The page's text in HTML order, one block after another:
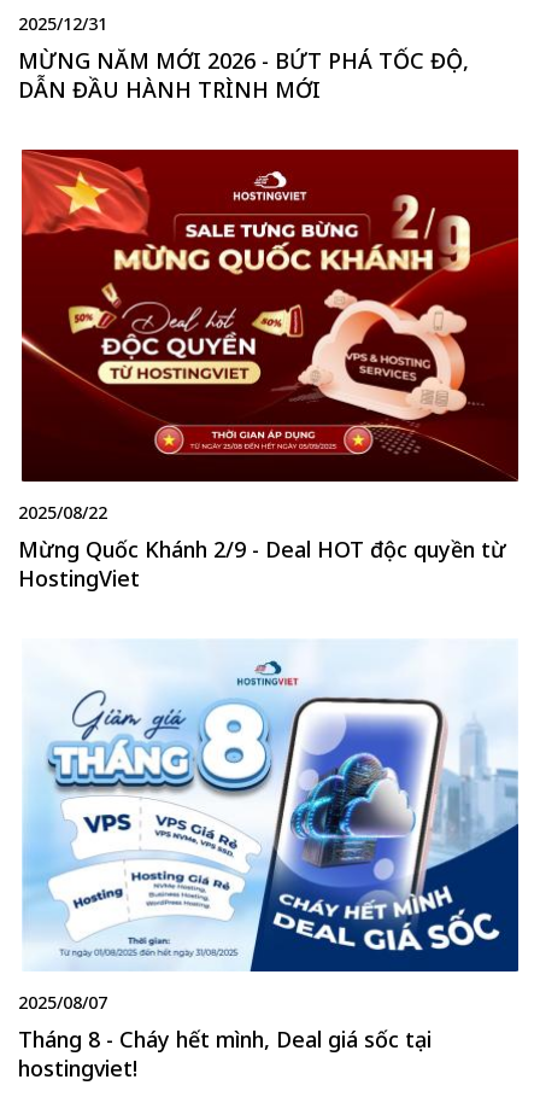
2025/12/31
MỪNG NĂM MỚI 2026 - BỨT PHÁ TỐC ĐỘ,
DẪN ĐẦU HÀNH TRÌNH MỚI
2025/08/22
Mừng Quốc Khánh 2/9 - Deal HOT độc quyền từ
HostingViet
2025/08/07
Tháng 8 - Cháy hết mình, Deal giá sốc tại
hostingviet!